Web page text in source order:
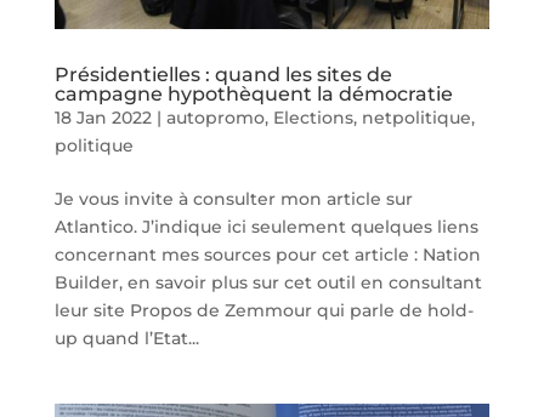
Présidentielles : quand les sites de
campagne hypothèquent la démocratie
18 Jan 2022| autopromo, Elections, netpolitique,
politique
Je vous invite à consulter mon article sur
Atlantico. J’indique ici seulement quelques liens
concernant mes sources pour cet article : Nation
Builder, en savoir plus sur cet outil en consultant
leur site Propos de Zemmour qui parle de hold-
up quand l’Etat...